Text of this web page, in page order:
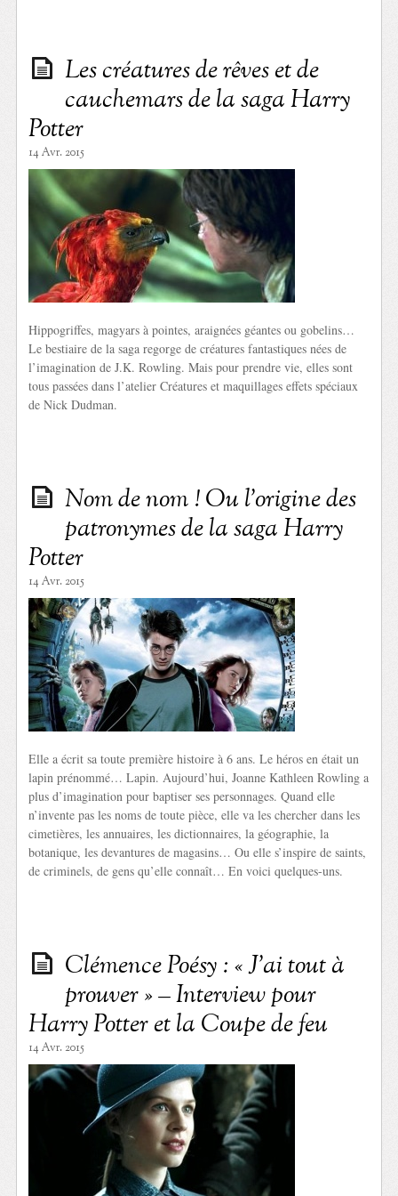
Les créatures de rêves et de
cauchemars de la saga Harry
Potter
14 Avr. 2015
Hippogriffes, magyars à pointes, araignées géantes ou gobelins…
Le bestiaire de la saga regorge de créatures fantastiques nées de
l’imagination de J.K. Rowling. Mais pour prendre vie, elles sont
tous passées dans l’atelier Créatures et maquillages effets spéciaux
de Nick Dudman.
Nom de nom ! Ou l’origine des
patronymes de la saga Harry
Potter
14 Avr. 2015
Elle a écrit sa toute première histoire à 6 ans. Le héros en était un
lapin prénommé… Lapin. Aujourd’hui, Joanne Kathleen Rowling a
plus d’imagination pour baptiser ses personnages. Quand elle
n’invente pas les noms de toute pièce, elle va les chercher dans les
cimetières, les annuaires, les dictionnaires, la géographie, la
botanique, les devantures de magasins… Ou elle s’inspire de saints,
de criminels, de gens qu’elle connaît… En voici quelques-uns.
Clémence Poésy : « J’ai tout à
prouver » – Interview pour
Harry Potter et la Coupe de feu
14 Avr. 2015